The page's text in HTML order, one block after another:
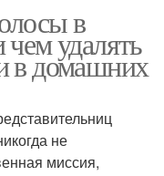
в
удалять
в домашних
не
миссия,